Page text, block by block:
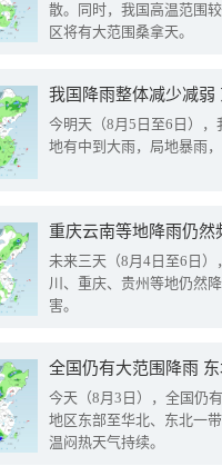
散。同时，我国高温范围
区将有大范围桑拿天。
我国降雨整体减少减弱
今明天（8月5日至6日）
地有中到大雨，局地暴雨
重庆云南等地降雨仍然
未来三天（8月4日至6日
川、重庆、贵州等地仍然
害。
全国仍有大范围降雨
今天（8月3日），全国仍
地区东部至华北、东北一
温闷热天气持续。